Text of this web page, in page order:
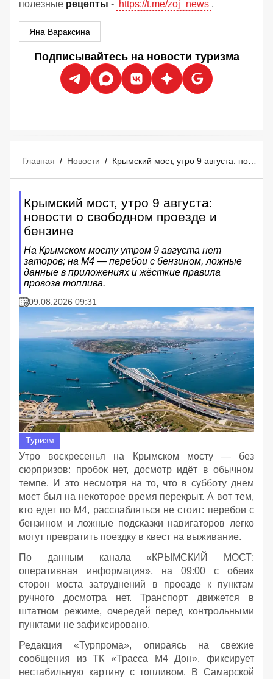
полезные рецепты - https://t.me/zoj_news .
Яна Вараксина
Подписывайтесь на новости туризма
Главная / Новости /
Крымский мост, утро 9 августа:
новости о свободном проезде и
бензине
На Крымском мосту утром 9 августа нет
заторов; на М4 — перебои с бензином, ложные
данные в приложениях и жёсткие правила
провоза топлива.
09.08.2026 09:31
Туризм
Утро воскресенья на Крымском мосту — без
сюрпризов: пробок нет, досмотр идёт в обычном
темпе. И это несмотря на то, что в субботу днем
мост был на некоторое время перекрыт. А вот тем,
кто едет по М4, расслабляться не стоит: перебои с
бензином и ложные подсказки навигаторов легко
могут превратить поездку в квест на выживание.
По данным канала «КРЫМСКИЙ МОСТ:
оперативная информация», на 09:00 с обеих
сторон моста затруднений в проезде к пунктам
ручного досмотра нет. Транспорт движется в
штатном режиме, очередей перед контрольными
пунктами не зафиксировано.
Редакция «Турпрома», опираясь на свежие
сообщения из ТК «Трасса М4 Дон», фиксирует
нестабильную картину с топливом. В Самарской